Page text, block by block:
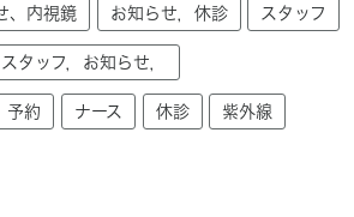
、内視鏡 お知らせ，休診 スタッフ
スタッフ，お知らせ，
予約 ナース 休診 紫外線